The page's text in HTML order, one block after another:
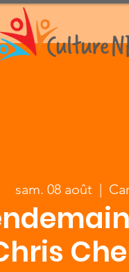
sam. 08 août
  |